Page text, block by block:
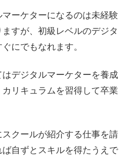
ーケターになるのは未経験
すが、初級レベルのデジタ
にでもなれます。
デジタルマーケターを養成
リキュラムを習得して卒業
クールが紹介する仕事を請
自ずとスキルを得たうえで